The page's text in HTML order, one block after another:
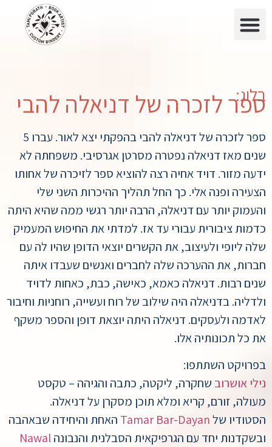
בלוג:
ספר לזכרה של דניאלה להבי
ספר לזכרה של דניאלה להבי בהפקתי יצא לאור. עברו 5
שנים מאז דניאלה נפטרה מסרטן אגרסיבי. משפחתהּ לא
ידעה מזור. דויד אחיה רצה להוציא ספר לזיכרה של אחותו
הצעירה ופנה אלי. כך החל תהליך ההיכרות השני שלי
והעמוק יותר עם דניאלה, הרבה יותר רגשי ממה שהיא היתה
כדמות ציבורית עבורי עד אז. למדתי את החיפוש המעמיק
שלה ליופי ולעיצוב, את הקשרים יוצאי הדופן שהיו לה עם
חברות, את ההערכה שלה לחברים ואנשים שעבדו איתה
שנים רבות. דניאלה כאמא, כאישה, כבת, כאחות לדויד
ולדליה. בדניאלה היה שילוב של רוח ועשייה, רוחניות וחיבור
לאדמה ולעסקים. דניאלה היתה יוצאת דופן והספר משקף
את כל תכונותיה אלו.
בפרויקט השתתפו:
נילי אושרוב שחקרה, ליקטה, כתבה והגיהה – טקסט
מעולה, זורם, קריא ומלא תוכן מסקרן על דניאלה.
הסטודיו שלTamar Bar-Dayan האחת והיחידה שבאהבה
ובשקדנות יחד עם הגרפיקאית הסבלנית והנבונהNawal